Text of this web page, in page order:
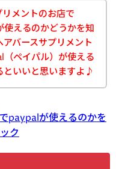
メントのお店で
えるのかどうかを知
バースサプリメント
ペイパル）が使える
といいと思いますよ♪
paypalが使えるのかを
ク